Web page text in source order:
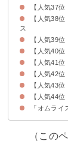
【人気37
【人気38
ス
【人気39
【人気40
【人気41
【人気42
【人気43
【人気44
「オムライ
（この